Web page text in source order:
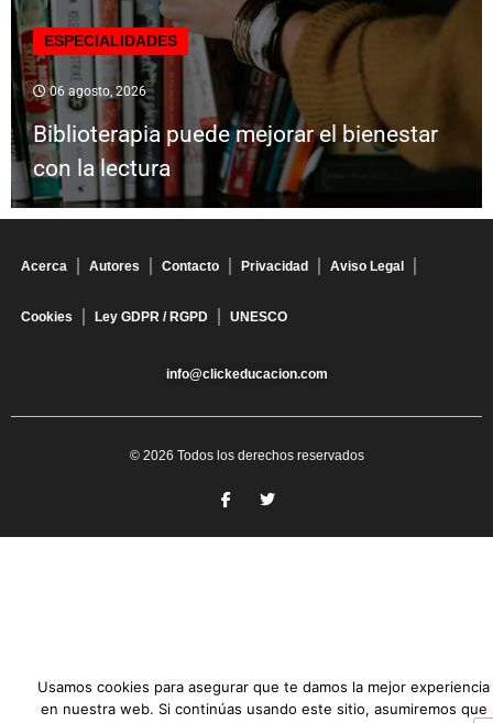
ESPECIALIDADES
06 agosto, 2026
Biblioterapia puede mejorar el bienestar
con la lectura
Acerca Autores Contacto Privacidad Aviso Legal
Cookies Ley GDPR / RGPD UNESCO
info@clickeducacion.com
© 2026 Todos los derechos reservados
Usamos cookies para asegurar que te damos la mejor experiencia
en nuestra web. Si continúas usando este sitio, asumiremos que